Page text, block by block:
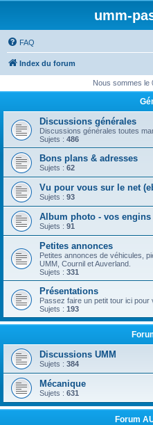
umm-
FAQ
Index du forum
Nous sommes le
Discussions générales
Discussions générales toutes
Sujets : 486
Bons plans & adresses
Sujets : 62
Vu pour vous sur le net
Sujets : 93
Album photo - vos engins
Sujets : 91
Petites annonces
Petites annonces de véhicules,
UMM, Cournil et Auverland.
Sujets : 331
Présentations
Passez faire un petit tour ici pour
Sujets : 193
Discussions UMM
Sujets : 384
Mécanique
Sujets : 631
Forum